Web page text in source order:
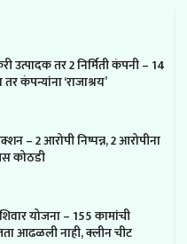
उत्पादक तर 2 निर्मिती कंपनी – 14
कंपन्यांना ‘राजाश्रय’
– 2 आरोपी निष्पन्न, 2 आरोपीना
कोठडी
योजना – 155 कामांची
आढळली नाही, क्लीन चीट